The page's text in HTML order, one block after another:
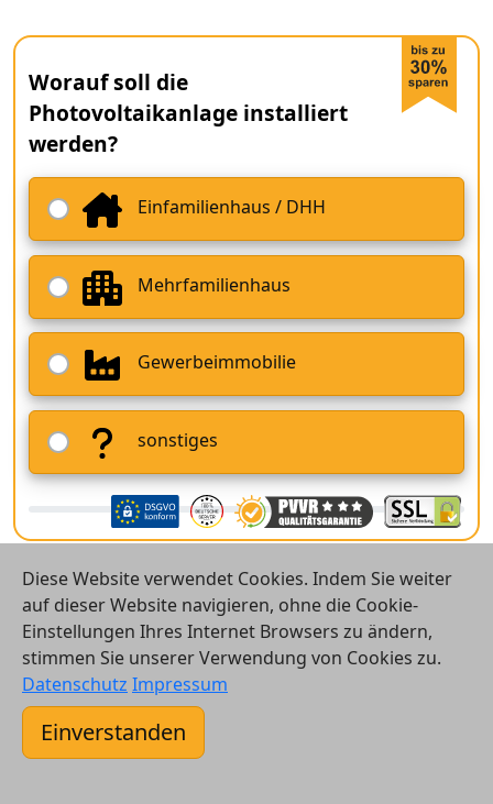
Worauf soll die
Photovoltaikanlage installiert
werden?
Einfamilienhaus / DHH
Mehrfamilienhaus
Gewerbeimmobilie
sonstiges
© 2026 Vergleichsrechner24 GmbH
Kontakt
Diese Website verwendet Cookies. Indem Sie weiter
auf dieser Website navigieren, ohne die Cookie-
Einstellungen Ihres Internet Browsers zu ändern,
stimmen Sie unserer Verwendung von Cookies zu.
Datenschutz Impressum
Einverstanden